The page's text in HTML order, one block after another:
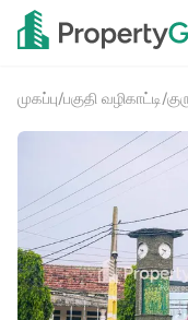
முகப்பு/பகுதி வழிகாட்டி/